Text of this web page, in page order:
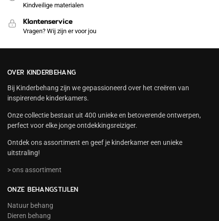
Kindveilige materialen
Klantenservice
Vragen? Wij zijn er voor jou
OVER KINDERBEHANG
Bij Kinderbehang zijn we gepassioneerd over het creëren van
inspirerende kinderkamers.
Onze collectie bestaat uit 400 unieke en betoverende ontwerpen,
perfect voor elke jonge ontdekkingsreiziger.
Ontdek ons assortiment en geef je kinderkamer een unieke
uitstraling!
> ons assortiment
ONZE BEHANGSTIJLEN
Natuur behang
Dieren behang